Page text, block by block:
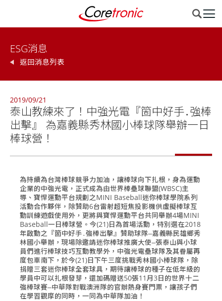
ESG消息
返回消息列表
2019/09/21
泰山教練來了！中強光電『箇中好手․強棒
出擊』 為嘉義縣秀林國小棒球隊舉辦一日
棒球營！
為持續為台灣棒球競爭力加油，讓棒球向下扎根，身為運動
企業的中強光電，正式成為由世界棒壘球聯盟(WBSC)主
導、寶悍運動平台規劃之MINI Baseball迷你棒球學院系列
活動合作夥伴，除贊助6台雷射超短焦投影機供虛擬棒球互
動訓練遊戲使用外，更將與寶悍運動平台共同舉辦4場MINI
Baseball一日棒球營。今(21)日為首場活動，特別選在2018
年啟動之『箇中好手․強棒出擊』贊助球隊‒嘉義縣民雄鄉秀
林國小舉辦，現場除邀請迷你棒球推廣大使‒張泰山與小球
員們進行棒球技巧互動教學外，中強光電壘球隊及其眷屬再
度包車南下，於今(21)日下午三度挑戰秀林國小棒球隊，除
捐贈三套迷你棒球全套球具，期待讓棒球的種子在低年級的
學員中可以扎根發芽，還加碼贈送50張11月3日的世界十二
強棒球賽‒中華隊對戰澳洲隊的官辦熱身賽門票，讓孩子們
在學習觀摩的同時，一同為中華隊加油！